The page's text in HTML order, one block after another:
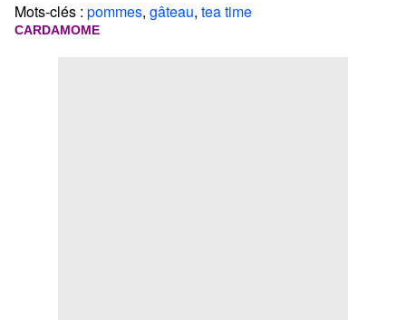
Mots-clés : pommes, gâteau, tea time
CARDAMOME